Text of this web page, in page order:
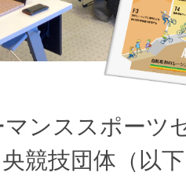
ンススポーツ
競技団体（以